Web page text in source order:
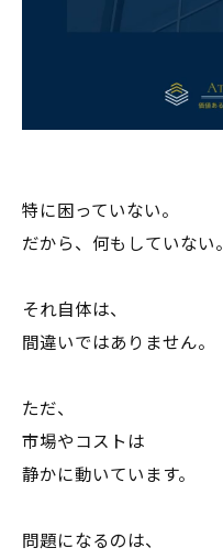
特に困っていない。
だから、何もしていない。
それ自体は、
間違いではありません。
ただ、
市場やコストは
静かに動いています。
問題になるのは、